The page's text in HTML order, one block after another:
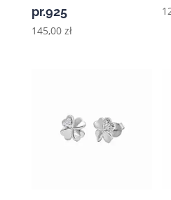
pr.925
145,00 zł